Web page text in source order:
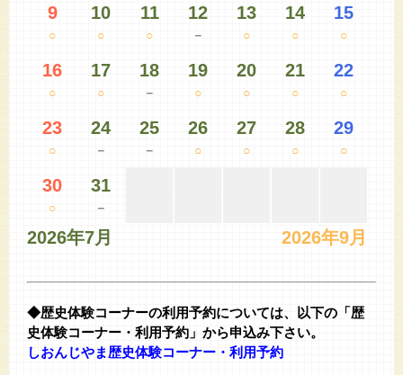
9
○
10
○
11
○
12
－
13
○
14
○
15
○
16
○
17
○
18
－
19
○
20
○
21
○
22
○
23
○
24
－
25
－
26
○
27
○
28
○
29
○
30
○
31
－
2026年7月 2026年9月
◆歴史体験コーナーの利用予約については、以下の「歴
史体験コーナー・利用予約」から申込み下さい。
しおんじやま歴史体験コーナー・利用予約